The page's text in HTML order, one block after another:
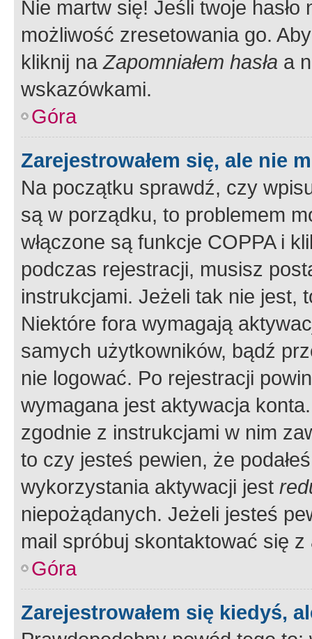
Nie martw się! Jeśli twoje
możliwość zresetowania go.
kliknij naZapomniałem hasła a
wskazówkami.
Góra
Zarejestrowałem się, ale nie
Na początku sprawdź, czy
są w porządku, to problemem
włączone są funkcje COPPA i
podczas rejestracji, musisz
instrukcjami. Jeżeli tak nie jest,
Niektóre fora wymagają
samych użytkowników, bądź
nie logować. Po rejestracji
wymagana jest aktywacja
zgodnie z instrukcjami w nim
to czy jesteś pewien, że
wykorzystania aktywacji jest
niepożądanych. Jeżeli jesteś
mail spróbuj skontaktować się
Góra
Zarejestrowałem się kiedyś,